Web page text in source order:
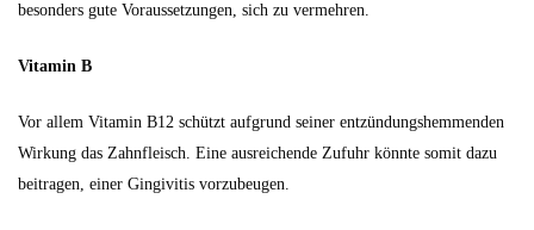
besonders gute Voraussetzungen, sich zu vermehren.
Vitamin B
Vor allem Vitamin B12 schützt aufgrund seiner entzündungshemmenden
Wirkung das Zahnfleisch. Eine ausreichende Zufuhr könnte somit dazu
beitragen, einer Gingivitis vorzubeugen.